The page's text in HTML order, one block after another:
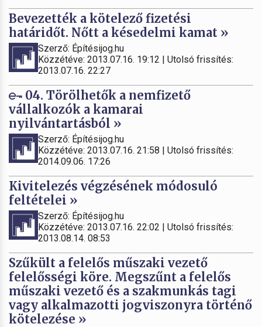
Bevezették a kötelező fizetési
határidőt. Nőtt a késedelmi kamat »
Szerző: Építésijog.hu
Közzétéve: 2013.07.16. 19:12 | Utolsó frissítés:
2013.07.16. 22:27
04. Törölhetők a nemfizető
vállalkozók a kamarai
nyilvántartásból »
Szerző: Építésijog.hu
Közzétéve: 2013.07.16. 21:58 | Utolsó frissítés:
2014.09.06. 17:26
Kivitelezés végzésének módosuló
feltételei »
Szerző: Építésijog.hu
Közzétéve: 2013.07.16. 22:02 | Utolsó frissítés:
2013.08.14. 08:53
Szűkült a felelős műszaki vezető
felelősségi köre. Megszűnt a felelős
műszaki vezető és a szakmunkás tagi
vagy alkalmazotti jogviszonyra történő
kötelezése »